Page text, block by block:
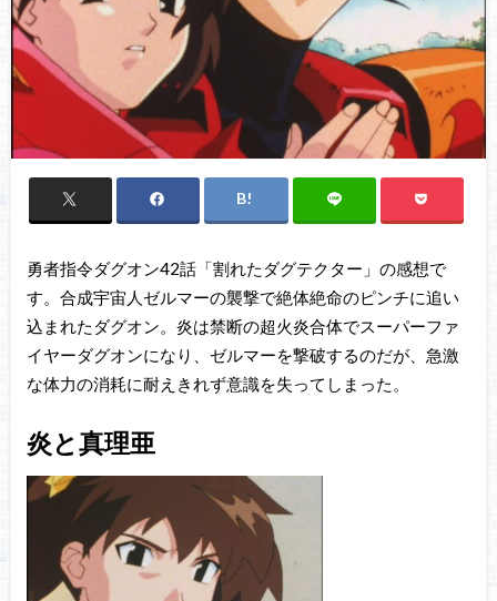
勇者指令ダグオン42話「割れたダグテクター」の感想で
す。合成宇宙人ゼルマーの襲撃で絶体絶命のピンチに追い
込まれたダグオン。炎は禁断の超火炎合体でスーパーファ
イヤーダグオンになり、ゼルマーを撃破するのだが、急激
な体力の消耗に耐えきれず意識を失ってしまった。
炎と真理亜